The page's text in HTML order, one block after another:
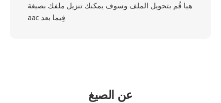
هيا قُم بتحويل الملف وسوف يمكنك تنزيل ملفك بصيغة
aac فِيما بعد
عن الصيغ